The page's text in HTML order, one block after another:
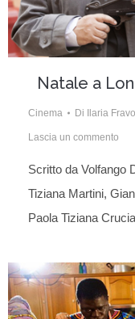
Natale a
Cinema Di Ilaria
Lascia un commento
Scritto da Volfango
Tiziana Martini,
Paola Tiziana